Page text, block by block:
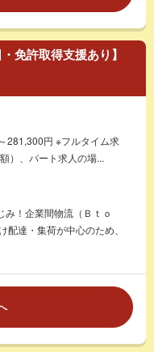
免許取得支援あり】
281,300円 ※フルタイム求
）、パート求人の場...
！企業間物流（Ｂｔｏ
配達・集荷が中心のため、